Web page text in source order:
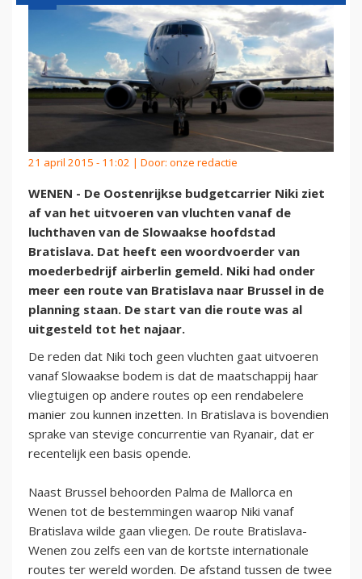
21 april 2015 - 11:02 | Door: onze redactie
WENEN - De Oostenrijkse budgetcarrier Niki ziet
af van het uitvoeren van vluchten vanaf de
luchthaven van de Slowaakse hoofdstad
Bratislava. Dat heeft een woordvoerder van
moederbedrijf airberlin gemeld. Niki had onder
meer een route van Bratislava naar Brussel in de
planning staan. De start van die route was al
uitgesteld tot het najaar.
De reden dat Niki toch geen vluchten gaat uitvoeren
vanaf Slowaakse bodem is dat de maatschappij haar
vliegtuigen op andere routes op een rendabelere
manier zou kunnen inzetten. In Bratislava is bovendien
sprake van stevige concurrentie van Ryanair, dat er
recentelijk een basis opende.
Naast Brussel behoorden Palma de Mallorca en
Wenen tot de bestemmingen waarop Niki vanaf
Bratislava wilde gaan vliegen. De route Bratislava-
Wenen zou zelfs een van de kortste internationale
routes ter wereld worden. De afstand tussen de twee